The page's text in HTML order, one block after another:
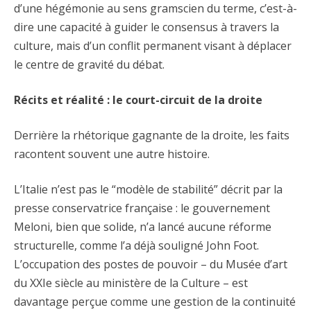
d’une hégémonie au sens gramscien du terme, c’est-à-
dire une capacité à guider le consensus à travers la
culture, mais d’un conflit permanent visant à déplacer
le centre de gravité du débat.
Récits et réalité : le court-circuit de la droite
Derrière la rhétorique gagnante de la droite, les faits
racontent souvent une autre histoire.
L’Italie n’est pas le “modèle de stabilité” décrit par la
presse conservatrice française : le gouvernement
Meloni, bien que solide, n’a lancé aucune réforme
structurelle, comme l’a déjà souligné John Foot.
L’occupation des postes de pouvoir – du Musée d’art
du XXIe siècle au ministère de la Culture – est
davantage perçue comme une gestion de la continuité